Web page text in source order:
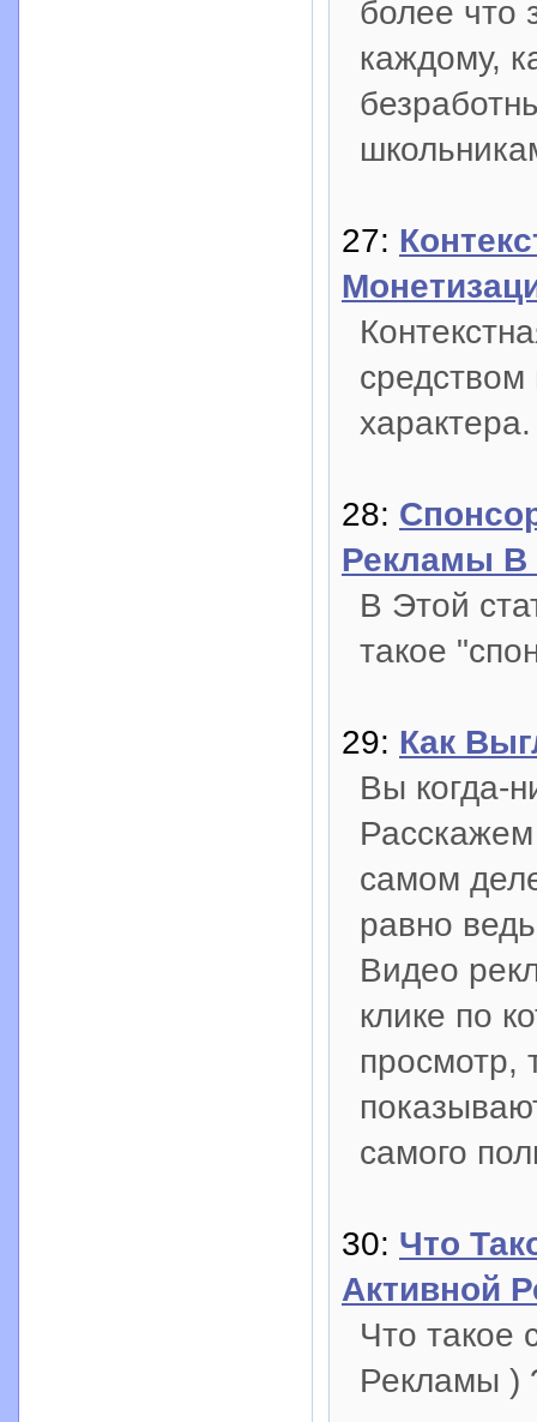
более что
каждому,
27:
средством
характера.
28:
Рекламы В
В Этой
такое
29: Как
Вы когда-
самом
равно
Видео
клике по
просмотр,
самого
30: Что
Активной
Что такое
Рекламы )